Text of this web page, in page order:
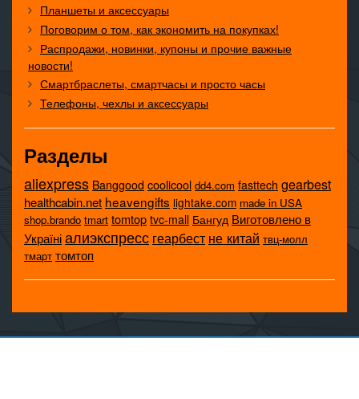
Планшеты и аксессуары
Поговорим о том, как экономить на покупках!
Распродажи, новинки, купоны и прочие важные
новости!
Смартбраслеты, смартчасы и просто часы
Телефоны, чехлы и аксессуары
Разделы
aliexpress Banggood coolicool dd4.com fasttech gearbest
healthcabin.net heavengifts lightake.com made in USA
shop.brando tmart tomtop tvc-mall Бангуд Виготовлено в
Україніалиэкспресс геарбест не китай твц-молл
тмарт томтоп